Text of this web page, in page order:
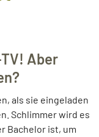
Aber
als sie eingeladen
Schlimmer wird es
Bachelor ist, um